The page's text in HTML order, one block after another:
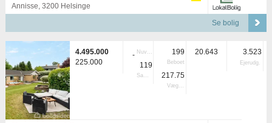
Annisse, 3200 Helsinge
Se bolig
4.495.000
225.000
- Nuvær.
119
Samlet
199
Beboet
217.75
Vægtet
20.643 3.523
Ejerudg.